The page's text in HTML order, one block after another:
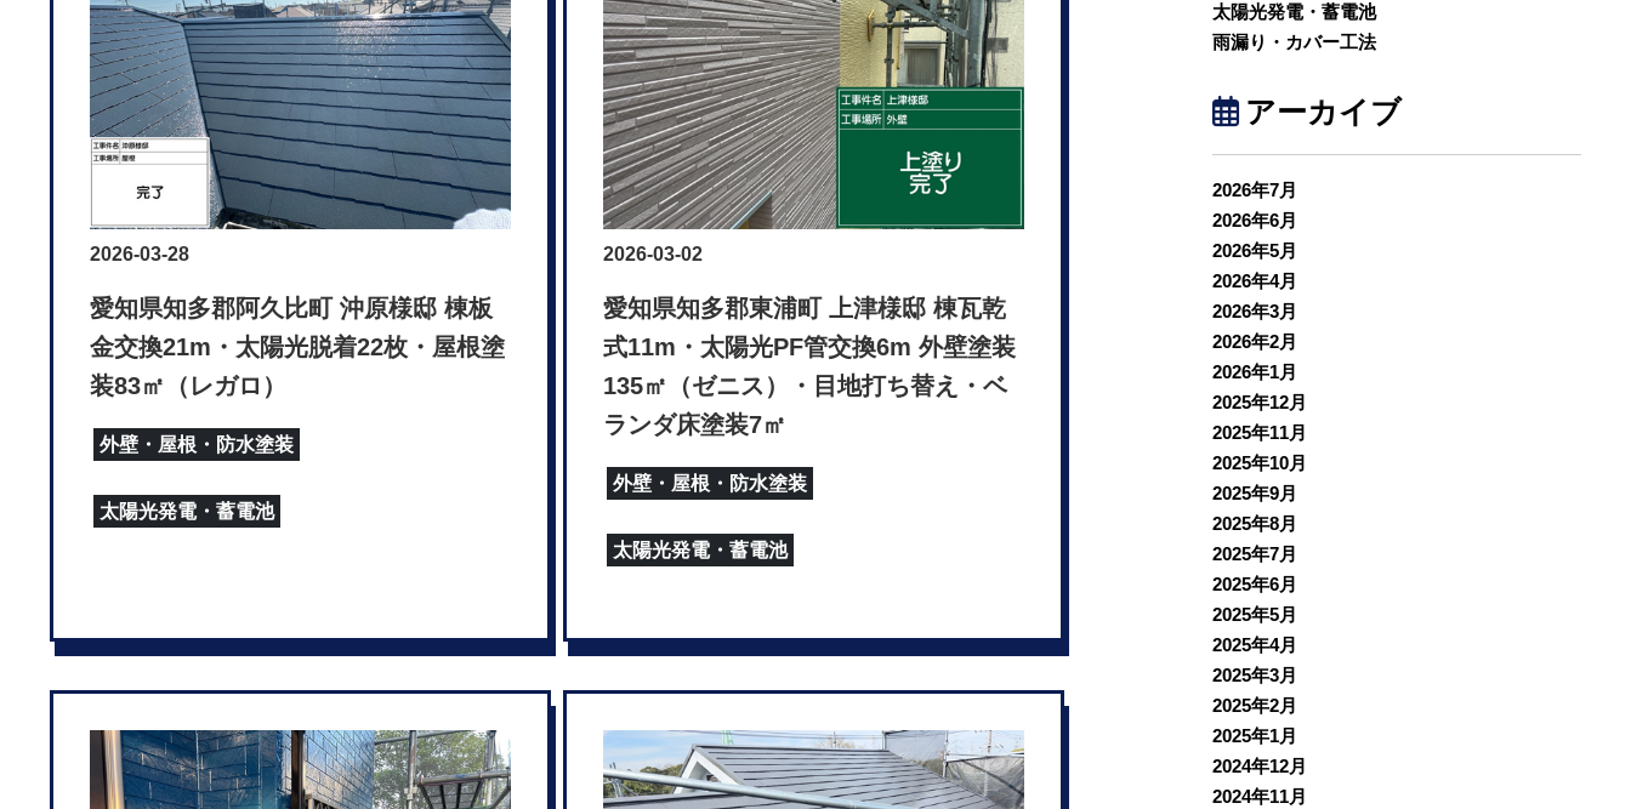
2026-03-28
愛知県知多郡阿久比町 沖原様邸 棟板
金交換21m・太陽光脱着22枚・屋根塗
装83㎡（レガロ）
外壁・屋根・防水塗装
太陽光発電・蓄電池
2026-03-02
愛知県知多郡東浦町 上津様邸 棟瓦乾
式11m・太陽光PF管交換6m 外壁塗装
135㎡（ゼニス）・目地打ち替え・ベ
ランダ床塗装7㎡
外壁・屋根・防水塗装
太陽光発電・蓄電池
太陽光発電・蓄電池
雨漏り・カバー工法
アーカイブ
2026年7月
2026年6月
2026年5月
2026年4月
2026年3月
2026年2月
2026年1月
2025年12月
2025年11月
2025年10月
2025年9月
2025年8月
2025年7月
2025年6月
2025年5月
2025年4月
2025年3月
2025年2月
2025年1月
2024年12月
2024年11月